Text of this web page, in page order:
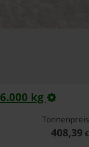
6.000 kg
Tonnenpreis
408,39 €